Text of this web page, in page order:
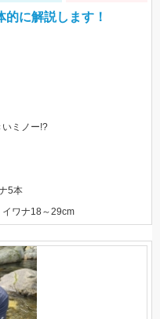
に解説します！
いミノー!?
5本
ワナ18～29cm